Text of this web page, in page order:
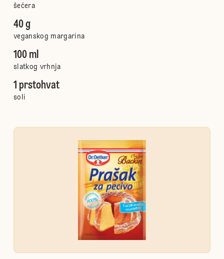
šećera
40 g
veganskog margarina
100 ml
slatkog vrhnja
1 prstohvat
soli